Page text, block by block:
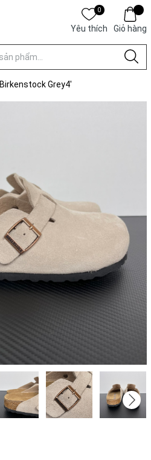
0
Yêu thích Giỏ hàng
Birkenstock Grey4'